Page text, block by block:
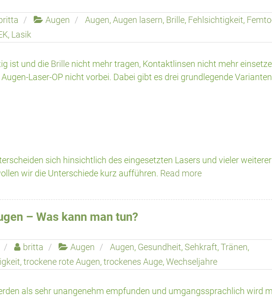
Augen Augen,Augen lasern, Brille, Fehlsichtigkeit,
, Lasik
ist und die Brille nicht mehr tragen, Kontaktlinsen nicht mehr
Laser-OP nicht vorbei. Dabei gibt es drei grundlegende
sich hinsichtlich des eingesetzten Lasers und vieler weiterer
wir die Unterschiede kurz aufführen. Read more
– Was kann man tun?
britta Augen Augen, Gesundheit, Sehkraft,Tränen,
,trockene rote Augen,trockenes Auge,Wechseljahre
als sehr unangenehm empfunden und umgangssprachlich wird